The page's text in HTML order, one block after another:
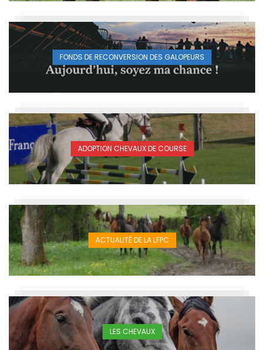
FONDS DE RECONVERSION DES GALOPEURS
ADOPTION CHEVAUX DE COURSE
ACTUALITÉ DE LA LFPC
LES CHEVAUX